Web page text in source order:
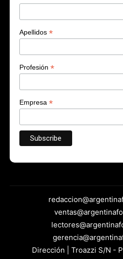
Apellidos *
Profesión *
Empresa *
Dirección | Troazzi S/N -